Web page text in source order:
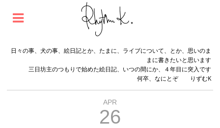
日々の事、犬の事、絵日記とか、たまに、ライブについて、とか、思いのま
まに書きたいと思います
三日坊主のつもりで始めた絵日記、いつの間にか、４年目に突入です
何卒、なにとぞ りずむK
APR
26